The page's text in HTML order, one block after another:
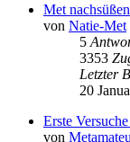
Met nachsüßen
von Natie-Met
5
3353
Letzter
20
Erste
von